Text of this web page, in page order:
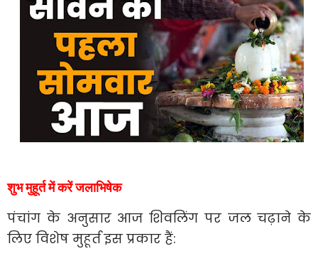
शुभ मुहूर्त में करें जलाभिषेक
पंचांग के अनुसार आज शिवलिंग पर जल चढ़ाने के
लिए विशेष मुहूर्त इस प्रकार हैं: